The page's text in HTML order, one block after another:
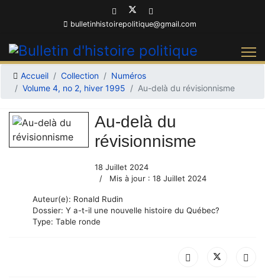
bulletinhistoirepolitique@gmail.com
Accueil Collection
Numéros
Volume 4, no 2, hiver 1995
Au-delà du révisionnisme
Au-delà du
révisionnisme
18 Juillet 2024
Mis à jour : 18 Juillet 2024
Auteur(e): Ronald Rudin
Dossier: Y a-t-il une nouvelle histoire du Québec?
Type: Table ronde